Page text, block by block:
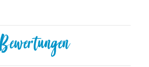
Bewertungen